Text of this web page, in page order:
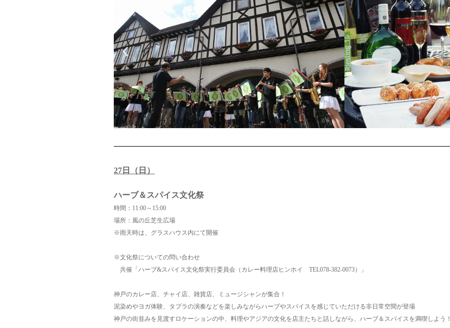
27日（日）
ハーブ＆スパイス文化祭
時間：11:00～15:00
場所：風の丘芝生広場
※雨天時は、グラスハウス内にて開催
※文化祭についての問い合わせ
共催「ハーブ&スパイス文化祭実行委員会（カレー料理店ヒンホイ TEL078-382-0073）」
神戸のカレー店、チャイ店、雑貨店、ミュージシャンが集合！
泥染めやヨガ体験、タブラの演奏などを楽しみながらハーブやスパイスを感じていただける非日常空間が登場
神戸の街並みを見渡すロケーションの中、 料理やアジアの文化を店主たちと話しながら、ハーブ＆スパイスを満喫しよう！